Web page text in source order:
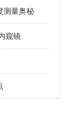
测量奥秘
窥镜